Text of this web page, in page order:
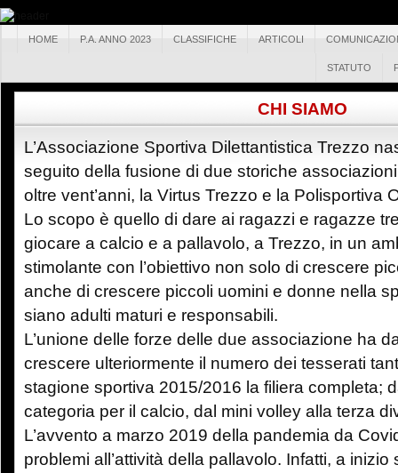
HOME P.A. ANNO 2023 CLASSIFICHE ARTICOLI
STATUTO
CHI SIAMO
L’Associazione Sportiva Dilettantistica Trezzo
seguito della fusione di due storiche
oltre vent’anni, la Virtus Trezzo e la Polisportiva
Lo scopo è quello di dare ai ragazzi e ragazze
giocare a calcio e a pallavolo, a Trezzo, in un
stimolante con l’obiettivo non solo di crescere
anche di crescere piccoli uomini e donne nella
siano adulti maturi e responsabili.
L’unione delle forze delle due associazione ha
crescere ulteriormente il numero dei tesserati
stagione sportiva 2015/2016 la filiera completa;
categoria per il calcio, dal mini volley alla terza
L’avvento a marzo 2019 della pandemia da
problemi all’attività della pallavolo. Infatti, a